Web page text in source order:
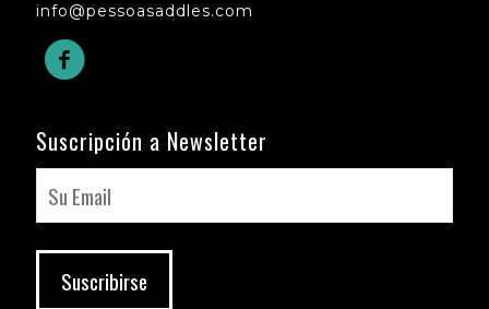
info@pessoasaddles.com
Suscripción a Newsletter